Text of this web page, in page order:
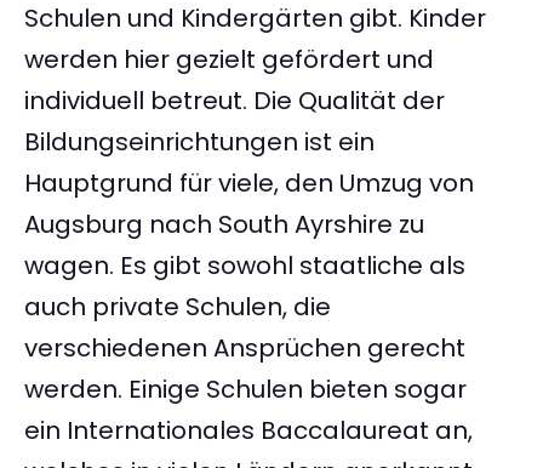
Schulen und Kindergärten gibt. Kinder
werden hier gezielt gefördert und
individuell betreut. Die Qualität der
Bildungseinrichtungen ist ein
Hauptgrund für viele, den Umzug von
Augsburg nach South Ayrshire zu
wagen. Es gibt sowohl staatliche als
auch private Schulen, die
verschiedenen Ansprüchen gerecht
werden. Einige Schulen bieten sogar
ein Internationales Baccalaureat an,